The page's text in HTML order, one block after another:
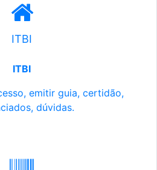
ITBI
ITBI
emitir guia, certidão,
dúvidas.